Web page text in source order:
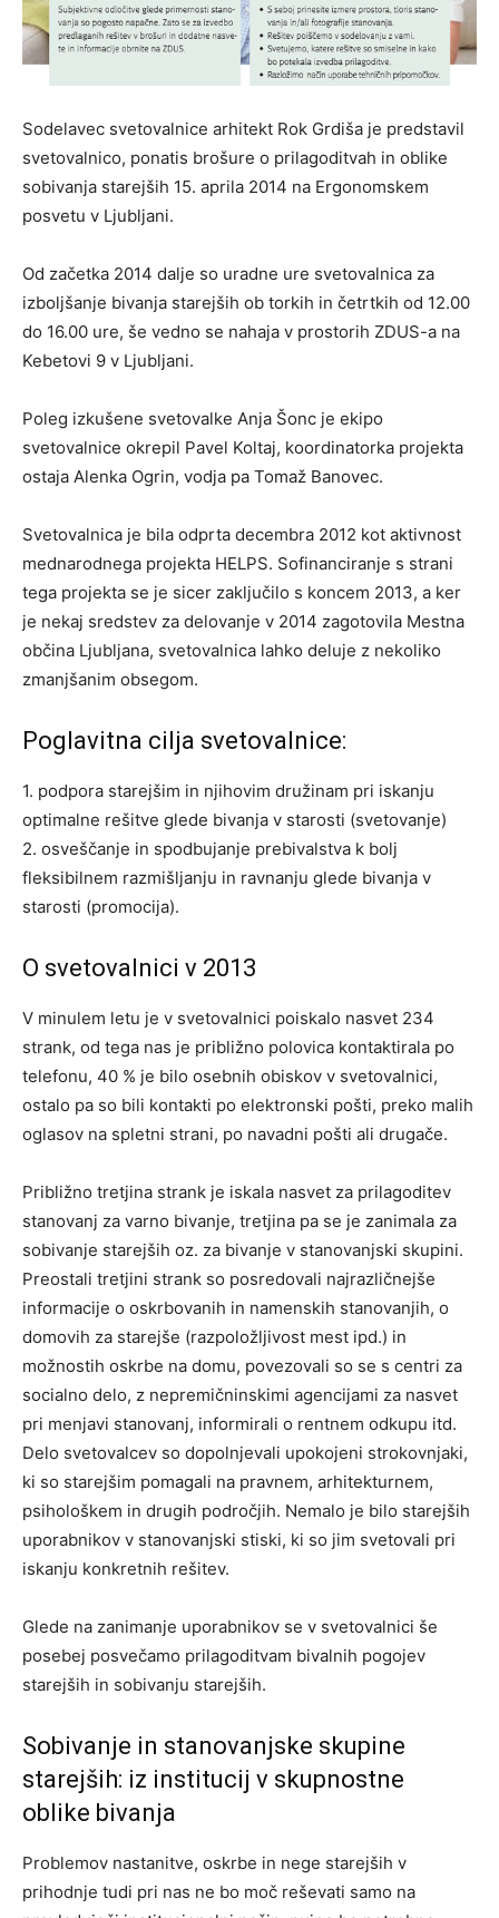
Sodelavec svetovalnice arhitekt Rok Grdiša je predstavil
svetovalnico, ponatis brošure o prilagoditvah in oblike
sobivanja starejših 15. aprila 2014 na Ergonomskem
posvetu v Ljubljani.
Od začetka 2014 dalje so uradne ure svetovalnica za
izboljšanje bivanja starejših ob torkih in četrtkih od 12.00
do 16.00 ure, še vedno se nahaja v prostorih ZDUS-a na
Kebetovi 9 v Ljubljani.
Poleg izkušene svetovalke Anja Šonc je ekipo
svetovalnice okrepil Pavel Koltaj, koordinatorka projekta
ostaja Alenka Ogrin, vodja pa Tomaž Banovec.
Svetovalnica je bila odprta decembra 2012 kot aktivnost
mednarodnega projekta HELPS. Sofinanciranje s strani
tega projekta se je sicer zaključilo s koncem 2013, a ker
je nekaj sredstev za delovanje v 2014 zagotovila Mestna
občina Ljubljana, svetovalnica lahko deluje z nekoliko
zmanjšanim obsegom.
Poglavitna cilja svetovalnice:
1. podpora starejšim in njihovim družinam pri iskanju
optimalne rešitve glede bivanja v starosti (svetovanje)
2. osveščanje in spodbujanje prebivalstva k bolj
fleksibilnem razmišljanju in ravnanju glede bivanja v
starosti (promocija).
O svetovalnici v 2013
V minulem letu je v svetovalnici poiskalo nasvet 234
strank, od tega nas je približno polovica kontaktirala po
telefonu, 40 % je bilo osebnih obiskov v svetovalnici,
ostalo pa so bili kontakti po elektronski pošti, preko malih
oglasov na spletni strani, po navadni pošti ali drugače.
Približno tretjina strank je iskala nasvet za prilagoditev
stanovanj za varno bivanje, tretjina pa se je zanimala za
sobivanje starejših oz. za bivanje v stanovanjski skupini.
Preostali tretjini strank so posredovali najrazličnejše
informacije o oskrbovanih in namenskih stanovanjih, o
domovih za starejše (razpoložljivost mest ipd.) in
možnostih oskrbe na domu, povezovali so se s centri za
socialno delo, z nepremičninskimi agencijami za nasvet
pri menjavi stanovanj, informirali o rentnem odkupu itd.
Delo svetovalcev so dopolnjevali upokojeni strokovnjaki,
ki so starejšim pomagali na pravnem, arhitekturnem,
psihološkem in drugih področjih. Nemalo je bilo starejših
uporabnikov v stanovanjski stiski, ki so jim svetovali pri
iskanju konkretnih rešitev.
Glede na zanimanje uporabnikov se v svetovalnici še
posebej posvečamo prilagoditvam bivalnih pogojev
starejših in sobivanju starejših.
Sobivanje in stanovanjske skupine
starejših: iz institucij v skupnostne
oblike bivanja
Problemov nastanitve, oskrbe in nege starejših v
prihodnje tudi pri nas ne bo moč reševati samo na